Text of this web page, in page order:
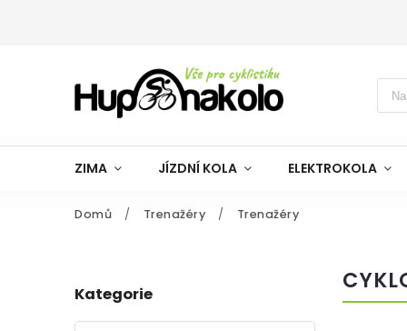
ZIMA JÍZDNÍ KOLA ELEKTROKOLA
Domů / Trenažéry / Trenažéry
Kategorie